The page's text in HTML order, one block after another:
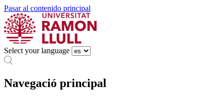
Pasar al contenido principal
Select your language
Navegació principal